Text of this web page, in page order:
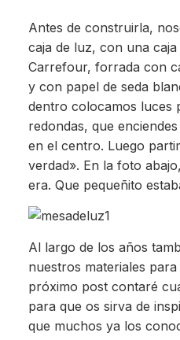
Antes de construirla,
caja de luz, con una
Carrefour, forrada con
y con papel de seda
dentro colocamos luces
redondas, que
en el centro. Luego
verdad». En la foto
era. Que pequeñito
Al largo de los años
nuestros materiales
próximo post contaré
para que os sirva de
que muchos ya los